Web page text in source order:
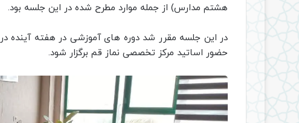
هشتم مدارس) از جمله موارد مطرح شده در این جلسه بود.
در این جلسه مقرر شد دوره های آموزشی در هفته آینده
حضور اساتید مرکز تخصصی نماز قم برگزار شود.